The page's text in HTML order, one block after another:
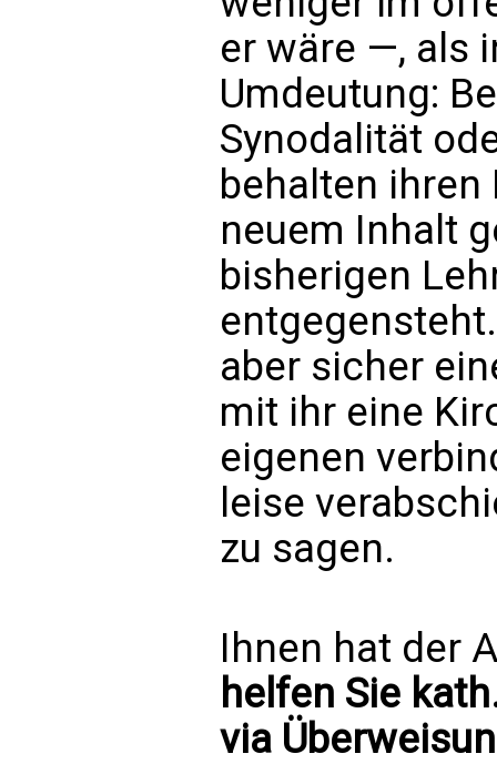
er wäre —, als
Umdeutung:
Synodalität
behalten ihren
neuem Inhalt
bisherigen
aber sicher
mit ihr eine
eigenen
leise
zu sagen.
Ihnen hat der
helfen Sie
via